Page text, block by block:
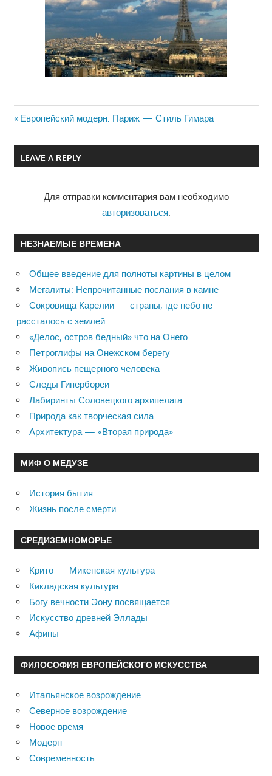
Навигация
по
Previous
Post:
Европейский модерн: Париж — Стиль Гимара
LEAVE A REPLY
Для отправки комментария вам необходимо
авторизоваться
НЕЗНАЕМЫЕ ВРЕМЕНА
Общее введение для полноты картины в целом
Мегалиты: Непрочитанные послания в камне
Сокровища Карелии — страны, где небо не
рассталось с землей
«Делос, остров бедный» что на Онего…
Петроглифы на Онежском берегу
Живопись пещерного человека
Следы Гипербореи
Лабиринты Соловецкого архипелага
Природа как творческая сила
Архитектура — «Вторая природа»
МИФ О МЕДУЗЕ
История бытия
Жизнь после смерти
СРЕДИЗЕМНОМОРЬЕ
Крито — Микенская культура
Кикладская культура
Богу вечности Эону посвящается
Искусство древней Эллады
Афины
ФИЛОСОФИЯ ЕВРОПЕЙСКОГО ИСКУССТВА
Итальянское возрождение
Северное возрождение
Новое время
Модерн
Современность